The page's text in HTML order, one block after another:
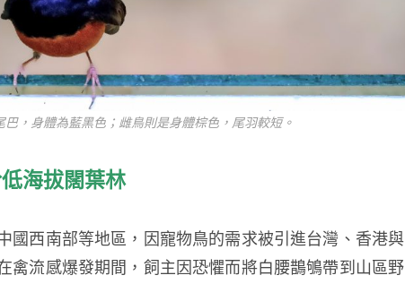
，身體為藍黑色；雌鳥則是身體棕色，尾羽較短。
海拔闊葉林
國西南部等地區，因寵物鳥的需求被引進台灣、香港與
禽流感爆發期間，飼主因恐懼而將白腰鵲鴝帶到山區野